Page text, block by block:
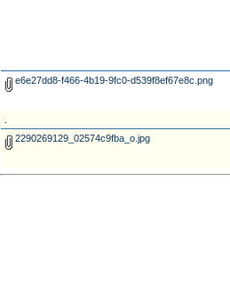
e6e27dd8-f466-4b19-9fc0-d539f8ef67e8c.png
2290269129_02574c9fba_o.jpg